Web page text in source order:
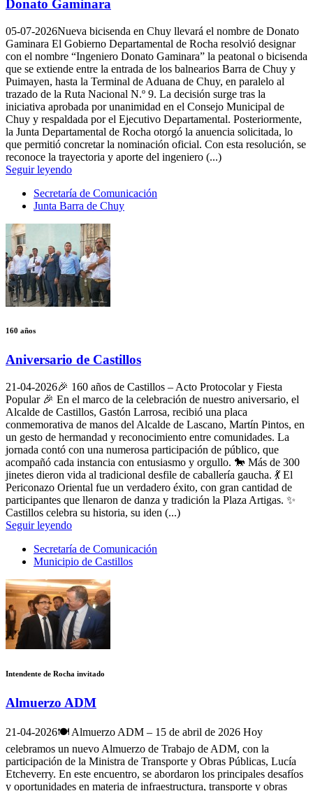
Donato Gaminara
05-07-2026Nueva bicisenda en Chuy llevará el nombre de Donato
Gaminara El Gobierno Departamental de Rocha resolvió designar
con el nombre “Ingeniero Donato Gaminara” la peatonal o bicisenda
que se extiende entre la entrada de los balnearios Barra de Chuy y
Puimayen, hasta la Terminal de Aduana de Chuy, en paralelo al
trazado de la Ruta Nacional N.º 9. La decisión surge tras la
iniciativa aprobada por unanimidad en el Consejo Municipal de
Chuy y respaldada por el Ejecutivo Departamental. Posteriormente,
la Junta Departamental de Rocha otorgó la anuencia solicitada, lo
que permitió concretar la nominación oficial. Con esta resolución, se
reconoce la trayectoria y aporte del ingeniero (...)
Seguir leyendo
Secretaría de Comunicación
Junta Barra de Chuy
160 años
Aniversario de Castillos
21-04-2026🎉 160 años de Castillos – Acto Protocolar y Fiesta
Popular 🎉 En el marco de la celebración de nuestro aniversario, el
Alcalde de Castillos, Gastón Larrosa, recibió una placa
conmemorativa de manos del Alcalde de Lascano, Martín Pintos, en
un gesto de hermandad y reconocimiento entre comunidades. La
jornada contó con una numerosa participación de público, que
acompañó cada instancia con entusiasmo y orgullo. 🐎 Más de 300
jinetes dieron vida al tradicional desfile de caballería gaucha. 💃 El
Periconazo Oriental fue un verdadero éxito, con gran cantidad de
participantes que llenaron de danza y tradición la Plaza Artigas. ✨
Castillos celebra su historia, su iden (...)
Seguir leyendo
Secretaría de Comunicación
Municipio de Castillos
Intendente de Rocha invitado
Almuerzo ADM
21-04-2026🍽️ Almuerzo ADM – 15 de abril de 2026 Hoy
celebramos un nuevo Almuerzo de Trabajo de ADM, con la
participación de la Ministra de Transporte y Obras Públicas, Lucía
Etcheverry. En este encuentro, se abordaron los principales desafíos
y oportunidades en materia de infraestructura, transporte y obras